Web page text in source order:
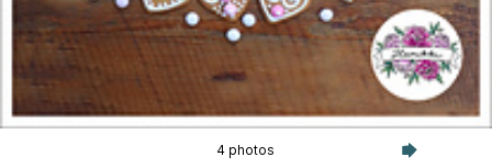
4 photos